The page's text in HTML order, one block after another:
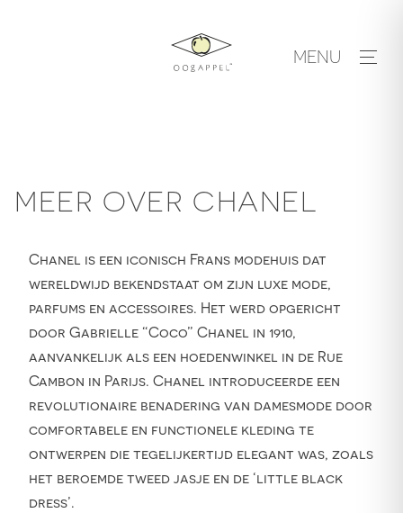
MENU
MEER OVER CHANEL
Chanel is een iconisch Frans modehuis dat
wereldwijd bekendstaat om zijn luxe mode,
parfums en accessoires. Het werd opgericht
door Gabrielle “Coco” Chanel in 1910,
aanvankelijk als een hoedenwinkel in de Rue
Cambon in Parijs. Chanel introduceerde een
revolutionaire benadering van damesmode door
comfortabele en functionele kleding te
ontwerpen die tegelijkertijd elegant was, zoals
het beroemde tweed jasje en de ‘little black
dress’.